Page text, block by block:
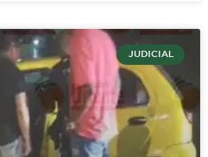
JUDICIAL